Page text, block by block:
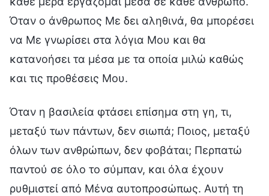
Όταν ο άνθρωπος Με δει αληθινά, θα μπορέσει
να Με γνωρίσει στα λόγια Μου και θα
κατανοήσει τα μέσα με τα οποία μιλώ καθώς
και τις προθέσεις Μου.
Όταν η βασιλεία φτάσει επίσημα στη γη, τι,
μεταξύ των πάντων, δεν σιωπά; Ποιος, μεταξύ
όλων των ανθρώπων, δεν φοβάται; Περπατώ
παντού σε όλο το σύμπαν, και όλα έχουν
ρυθμιστεί από Μένα αυτοπροσώπως. Αυτή τη